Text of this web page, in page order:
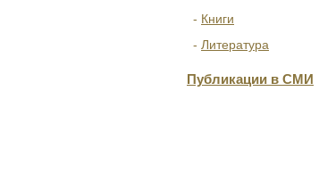
Книги
Литература
Публикации в СМИ